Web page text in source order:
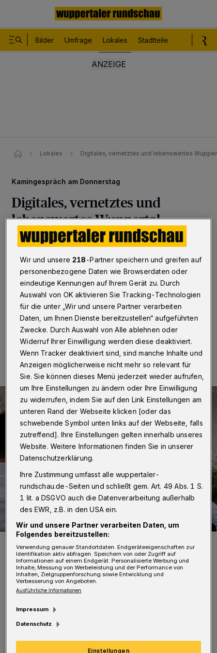
Bilder Umfrage Lokales Stadtteile
Lokales Digitales, vernetztes und lebenswertes
Kamingespräch am Donnerstag
Digitales, vernetztes und
lebenswertes Wuppertal
Wuppertal·Das „Competence Center Smart City“ lädt
Zukunft Wuppertals auszutauschen. Am Donnerstag
(6. Oktober 2022) um 17 Uhr stellt das Team beim
„Feierabendbier+“ im Kaminzimmer des „Codeks City
Hub“ (Laurentiusplatz, Friedrich-Ebert-Straße 15) den
aktuellen Stand des „Smart City“-Modellprojekts vor.
05.10.2022 , 07:30 Uhr Eine Minute Lesezeit
Workshop zur „Smart City“.
Foto: Filmproduktion SiegersbuschFilm
G emeinsam mit den Teilnehmerinnen
und Teilnehmern wird das
„smart.wuppertal“-Team über Visionen, Ziele
Wir und unsere 218-Partner speichern und greifen auf
personenbezogene Daten wie Browserdaten oder
eindeutige Kennungen auf Ihrem Gerät zu. Durch
Auswahl von OK aktivieren Sie Tracking-Technologien
für die unter „Wir und unsere Partner verarbeiten
Daten, um Ihnen Dienste bereitzustellen“ aufgeführten
Zwecke. Durch Auswahl von Alle ablehnen oder
Widerruf Ihrer Einwilligung werden diese deaktiviert.
Wenn Tracker deaktiviert sind, sind manche Inhalte und
Anzeigen möglicherweise nicht mehr so relevant für
Sie. Sie können dieses Menü jederzeit wieder aufrufen,
um Ihre Einstellungen zu ändern oder Ihre Einwilligung
zu widerrufen, indem Sie auf den Link Einstellungen am
unteren Rand der Webseite klicken [oder das
schwebende Symbol unten links auf der Webseite, falls
zutreffend]. Ihre Einstellungen gelten innerhalb unseres
Website. Weitere Informationen finden Sie in unserer
Datenschutzerklärung.
Ihre Zustimmung umfasst alle wuppertaler-
rundschau.de-Seiten und schließt gem. Art. 49 Abs. 1 S.
1 lit. a DSGVO auch die Datenverarbeitung außerhalb
des EWR, z.B. in den USA ein.
Wir und unsere Partner verarbeiten Daten, um
Folgendes bereitzustellen:
Verwendung genauer Standortdaten. Endgeräteeigenschaften zur
Identifikation aktiv abfragen. Speichern von oder Zugriff auf
Informationen auf einem Endgerät. Personalisierte Werbung und
Inhalte, Messung von Werbeleistung und der Performance von
Inhalten, Zielgruppenforschung sowie Entwicklung und
Verbesserung von Angeboten.
Ausführliche Informationen
Impressum
Datenschutz
Einstellungen